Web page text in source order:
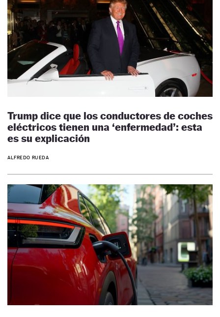
Trump dice que los conductores de coches
eléctricos tienen una ‘enfermedad’: esta
es su explicación
ALFREDO RUEDA